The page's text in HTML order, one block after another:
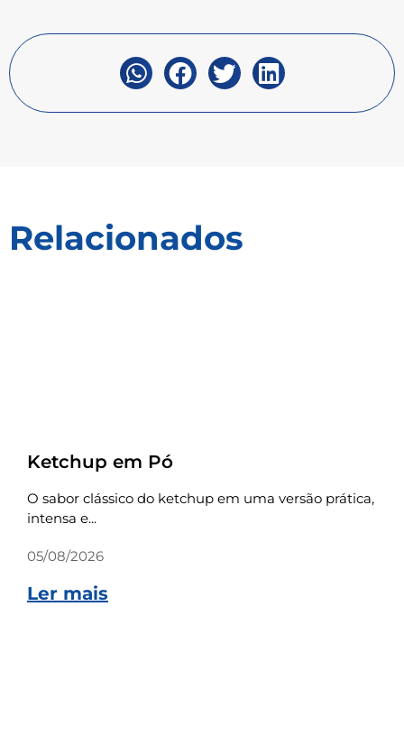
Relacionados
Ketchup em Pó
O sabor clássico do ketchup em uma versão prática,
intensa e...
05/08/2026
Ler mais